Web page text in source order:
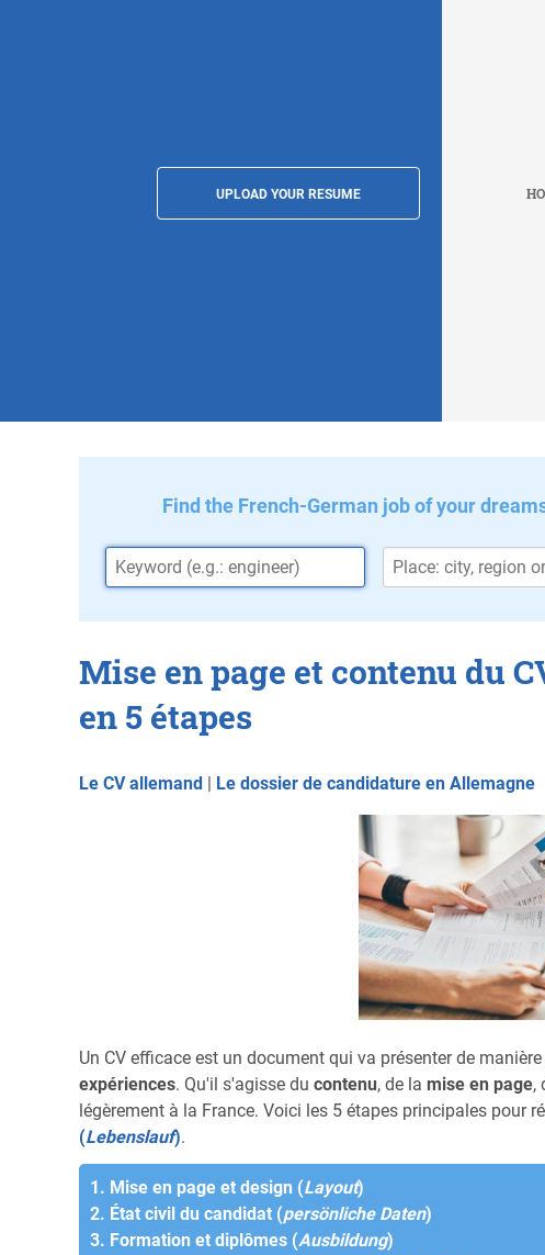
UPLOAD YOUR RESUME
Find the French-German job of your
Mise en page et contenu du
en 5 étapes
Le CV allemand Le dossier de candidature en Allemagne
Un CV efficace est un document qui va présenter de
expériences. Qu'il s'agisse du contenu, de la mise en page,
légèrement à la France. Voici les 5 étapes principales pour
(Lebenslauf).
1. Mise en page et design (Layout)
2. État civil du candidat (persönliche Daten)
3. Formation et diplômes (Ausbildung)